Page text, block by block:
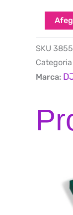
SKU
Categoria
Marca: